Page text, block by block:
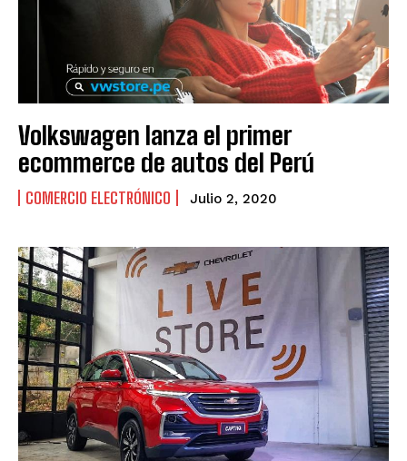
Volkswagen lanza el primer
ecommerce de autos del Perú
COMERCIO ELECTRÓNICO Julio 2, 2020